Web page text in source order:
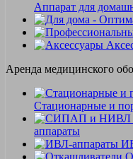
Аппарат для
Аренда медицинского
Стационарные и
аппараты